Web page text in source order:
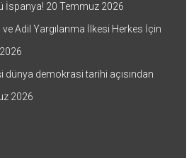
İspanya! 20 Temmuz 2026
Adil Yargılanma İlkesi Herkes İçin
dünya demokrasi tarihi açısından
2026